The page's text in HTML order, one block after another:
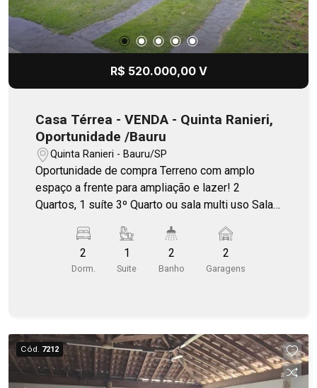
R$ 520.000,00 V
Casa Térrea - VENDA - Quinta Ranieri,
Oportunidade /Bauru
Quinta Ranieri - Bauru/SP
Oportunidade de compra Terreno com amplo
espaço a frente para ampliação e lazer! 2
Quartos, 1 suíte 3º Quarto ou sala multi uso Sala
Garagem coberta 2 carros Ar condicionado na
suíte e salas Móveis planejados Varanda
gourmet com churrasqueira, integrada a cozinha
2
Dorm.
1
Suite
2
Banho
2
Garagens
Cód. 7212